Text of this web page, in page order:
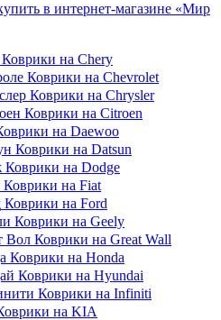
Коврики на Chery
Коврики на Chevrolet
Коврики на Chrysler
Коврики на Citroen
на Daewoo
Коврики на Datsun
Коврики на Dodge
Коврики на Fiat
Коврики на Ford
Коврики на Geely
Коврики на Great Wall
Коврики на Honda
Коврики на Hyundai
Коврики на Infiniti
на KIA